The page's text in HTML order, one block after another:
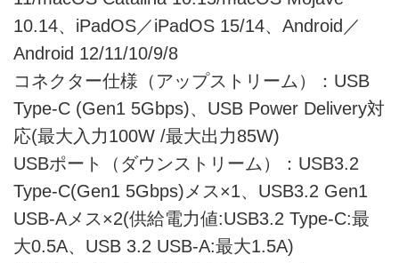
10.14、iPadOS／iPadOS 15/14、Android／
Android 12/11/10/9/8
コネクター仕様（アップストリーム）：USB
Type-C (Gen1 5Gbps)、USB Power Delivery対
応(最大入力100W /最大出力85W)
USBポート（ダウンストリーム）：USB3.2
Type-C(Gen1 5Gbps)メス×1、USB3.2 Gen1
USB-Aメス×2(供給電力値:USB3.2 Type-C:最
大0.5A、USB 3.2 USB-A:最大1.5A)